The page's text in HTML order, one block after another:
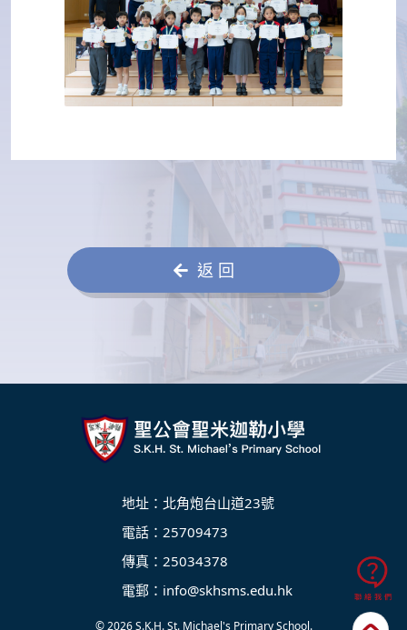
返 回
地址：北角炮台山道23號
電話：25709473
傳真：25034378
電郵： info@skhsms.edu.hk
© 2026S.K.H. St. Michael's Primary School.